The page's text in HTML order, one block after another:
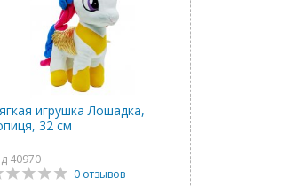
игрушка Лошадка,
32 см
40970
0 отзывов